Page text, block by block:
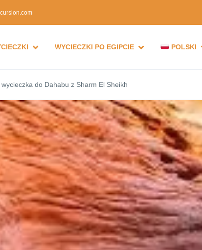
WYCIECZKI PO EGIPCIE POLSKI
wycieczka do Dahabu z Sharm El Sheikh